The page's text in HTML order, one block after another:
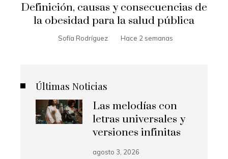
Definición, causas y consecuencias de
la obesidad para la salud pública
Sofía Rodríguez Hace 2 semanas
Últimas Noticias
Las melodías con
letras universales y
versiones infinitas
agosto 3, 2026